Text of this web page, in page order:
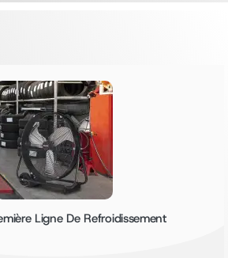
Ligne De Refroidissement